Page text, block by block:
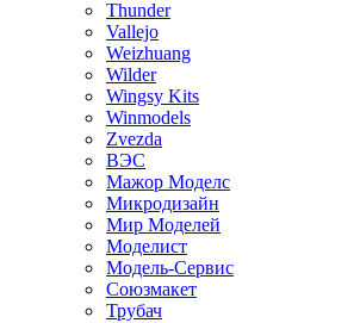
Thunder
Vallejo
Weizhuang
Wilder
Wingsy Kits
Winmodels
Zvezda
ВЭС
Мажор Моделс
Микродизайн
Мир Моделей
Моделист
Модель-Сервис
Союзмакет
Трубач